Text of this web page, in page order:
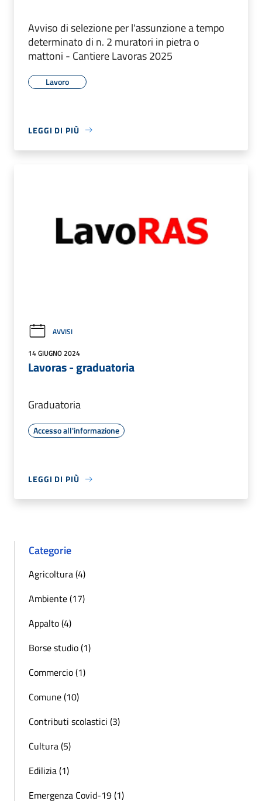
Avviso di selezione per l'assunzione a tempo
determinato di n. 2 muratori in pietra o
mattoni - Cantiere Lavoras 2025
Lavoro
LEGGI DI PIÙ
AVVISI
14 GIUGNO 2024
Lavoras - graduatoria
Graduatoria
Accesso all'informazione
LEGGI DI PIÙ
Categorie
Agricoltura (4)
Ambiente (17)
Appalto (4)
Borse studio (1)
Commercio (1)
Comune (10)
Contributi scolastici (3)
Cultura (5)
Edilizia (1)
Emergenza Covid-19 (1)